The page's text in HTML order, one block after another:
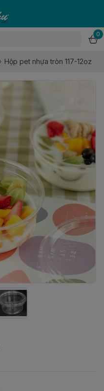
0
Hộp pet nhựa tròn 117-12oz